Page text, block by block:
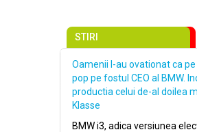
STIRI
Oamenii l-au ovationat ca
pop pe fostul CEO al BMW.
productia celui de-al doilea
Klasse
BMW i3, adica versiunea